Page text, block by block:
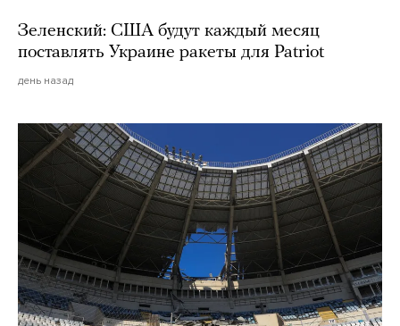
Зеленский: США будут каждый месяц
поставлять Украине ракеты для Patriot
день назад